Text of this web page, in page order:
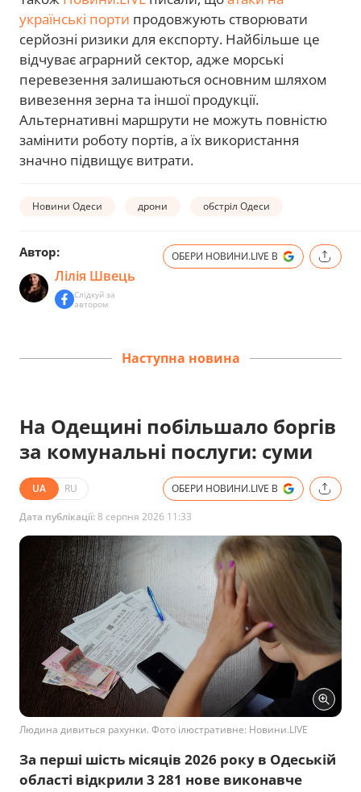
українські порти продовжують створювати
серйозні ризики для експорту. Найбільше це
відчуває аграрний сектор, адже морські
перевезення залишаються основним шляхом
вивезення зерна та іншої продукції.
Альтернативні маршрути не можуть повністю
замінити роботу портів, а їх використання
значно підвищує витрати.
Новини Одеси дрони обстріл Одеси
Автор:
Лілія Швець
Слідкуй за
автором
ОБЕРИ НОВИНИ.LIVE В
Наступна новина
На Одещині побільшало боргів
за комунальні послуги: суми
UA RU ОБЕРИ НОВИНИ.LIVE В
Дата публікації:8 серпня 2026 11:33
Людина дивиться рахунки. Фото ілюстративне: Новини.LIVE
За перші шість місяців 2026 року в Одеській
області відкрили 3 281 нове виконавче